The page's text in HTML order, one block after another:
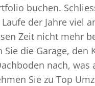
buchen.
der Jahre viel
Zeit nicht mehr
die Garage, den
nach, was
Sie zu Top